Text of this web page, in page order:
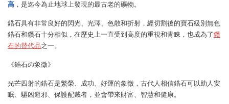
高 ，是迄今為止地球上發現的最古老的礦物。
鋯石具有非常良好的閃光、光澤、色散和折射，經切割後的寶石級別無色
鋯石和鑽石十分相似，在歷史上一直受到高度的重視和青睞，也成為了鑽
石的替代品之一。
《鋯石の象徵》
光芒四射的鋯石是繁榮、成功、好運的象徵，古代人相信鋯石可以助人安
眠、驅凶避邪、保護配戴者，並會帶來財富、智慧和健康。